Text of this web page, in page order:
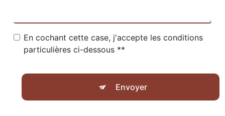
En cochant cette case, j'accepte les conditions
particulières ci-dessous **
Envoyer